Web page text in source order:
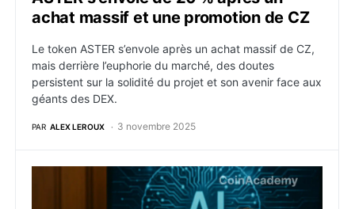
achat massif et une promotion de CZ
Le token ASTER s’envole après un achat massif de CZ,
mais derrière l’euphorie du marché, des doutes
persistent sur la solidité du projet et son avenir face aux
géants des DEX.
PAR ALEX LEROUX 3 novembre 2025
Eliza Labs attaque X d’Elon Musk : une bataille